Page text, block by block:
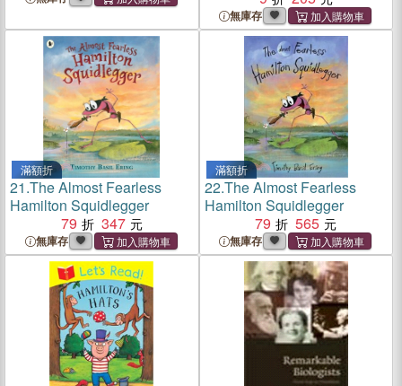
無庫存
滿額折
21.The Almost Fearless
Hamilton Squidlegger
79
347
無庫存
滿額折
22.The Almost Fearless
Hamilton Squidlegger
79
565
無庫存